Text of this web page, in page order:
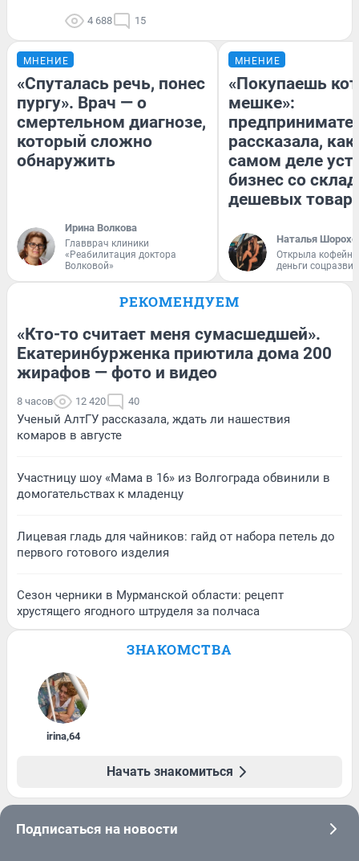
4 688 15
МНЕНИЕ
«Спуталась речь, понес
пургу». Врач — о
смертельном диагнозе,
который сложно
обнаружить
Ирина Волкова
Главврач клиники
«Реабилитация доктора
Волковой»
МНЕНИЕ
«Покупаешь
мешке»:
рассказала, как
самом деле
бизнес со
дешевых
Наталья
Открыла
деньги
РЕКОМЕНДУЕМ
«Кто-то считает меня сумасшедшей».
Екатеринбурженка приютила дома 200
жирафов — фото и видео
8 часов 12 420 40
Ученый АлтГУ рассказала, ждать ли нашествия
комаров в августе
Участницу шоу «Мама в 16» из Волгограда обвинили в
домогательствах к младенцу
Лицевая гладь для чайников: гайд от набора петель до
первого готового изделия
Сезон черники в Мурманской области: рецепт
хрустящего ягодного штруделя за полчаса
ЗНАКОМСТВА
irina,64
Начать знакомиться
Подписаться на новости